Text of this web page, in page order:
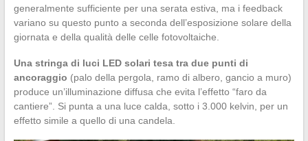
generalmente sufficiente per una serata estiva, ma i feedback
variano su questo punto a seconda dell’esposizione solare della
giornata e della qualità delle celle fotovoltaiche.
Una stringa di luci LED solari tesa tra due punti di
ancoraggio (palo della pergola, ramo di albero, gancio a muro)
produce un’illuminazione diffusa che evita l’effetto “faro da
cantiere”. Si punta a una luce calda, sotto i 3.000 kelvin, per un
effetto simile a quello di una candela.